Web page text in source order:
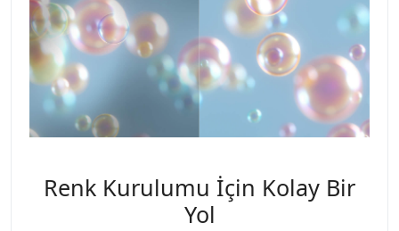
Renk Kurulumu İçin Kolay Bir
Yol